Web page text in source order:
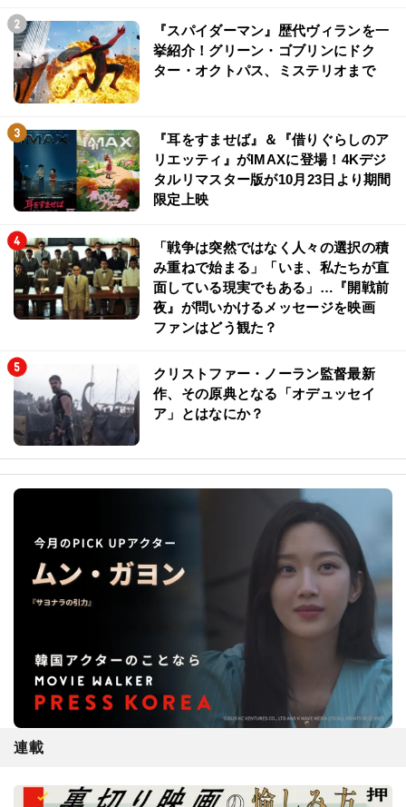
「ダイフクー！のフレーズが耳から離れない！(笑)」ミニオン
ズファミリー、LiSAの『ミニオンズ＆モンスターズ』推しポ
イント
挙紹介！グリーン・ゴブリンにドク
ター・オクトパス、ミステリオまで
リエッティ』がIMAXに登場！4Kデジ
タルリマスター版が10月23日より期間
限定上映
「戦争は突然ではなく人々の選択の積
面している現実でもある」…『開戦前
夜』が問いかけるメッセージを映画
ファンはどう観た？
クリストファー・ノーラン監督最新